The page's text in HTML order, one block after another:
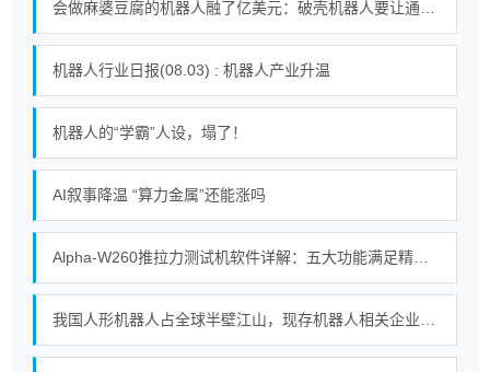
机器人行业日报(08.03) : 机器人产业升温
机器人的“学霸”人设，塌了！
AI叙事降温 “算力金属”还能涨吗